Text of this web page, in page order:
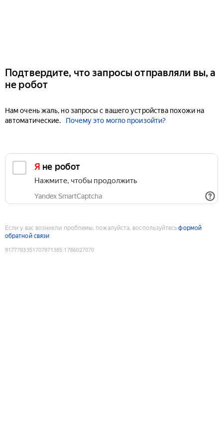
Подтвердите, что запросы отправляли вы, а
не робот
Нам очень жаль, но запросы с вашего устройства похожи на
автоматические.
Почему это могло произойти?
Я не робот
Нажмите, чтобы продолжить
Yandex SmartCaptcha
Если у вас возникли проблемы, пожалуйста, воспользуйтесьформой
обратной связи
9177783351707971385:1786027070